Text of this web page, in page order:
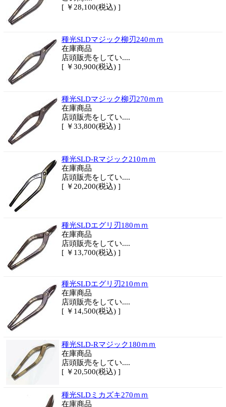
[ ￥28,100(税込) ]
種光SLDマジック柳刃240ｍｍ
在庫商品
店頭販売をしてい....
[ ￥30,900(税込) ]
種光SLDマジック柳刃270ｍｍ
在庫商品
店頭販売をしてい....
[ ￥33,800(税込) ]
種光SLD-Rマジック210ｍｍ
在庫商品
店頭販売をしてい....
[ ￥20,200(税込) ]
種光SLDエグリ刃180ｍｍ
在庫商品
店頭販売をしてい....
[ ￥13,700(税込) ]
種光SLDエグリ刃210ｍｍ
在庫商品
店頭販売をしてい....
[ ￥14,500(税込) ]
種光SLD-Rマジック180ｍｍ
在庫商品
店頭販売をしてい....
[ ￥20,500(税込) ]
種光SLDミカズキ270ｍｍ
在庫商品